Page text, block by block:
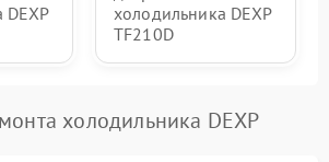
DEXP
холодильника DEXP
TF210D
холодильника DEXP